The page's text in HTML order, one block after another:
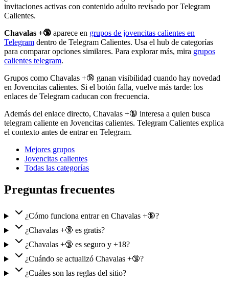
invitaciones activas con contenido adulto revisado por Telegram
Calientes.
Chavalas +🔞 aparece en grupos de jovencitas calientes en
Telegram dentro de Telegram Calientes. Usa el hub de categorías
para comparar opciones similares. Para explorar más, mira grupos
calientes telegram.
Grupos como Chavalas +🔞 ganan visibilidad cuando hay novedad
en Jovencitas calientes. Si el botón falla, vuelve más tarde: los
enlaces de Telegram caducan con frecuencia.
Además del enlace directo, Chavalas +🔞 interesa a quien busca
telegram caliente en Jovencitas calientes. Telegram Calientes explica
el contexto antes de entrar en Telegram.
Mejores grupos
Jovencitas calientes
Todas las categorías
Preguntas frecuentes
¿Cómo funciona entrar en Chavalas +🔞?
¿Chavalas +🔞 es gratis?
¿Chavalas +🔞 es seguro y +18?
¿Cuándo se actualizó Chavalas +🔞?
¿Cuáles son las reglas del sitio?